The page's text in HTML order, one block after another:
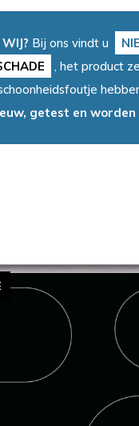
Bij ons vindt u
, het product
getest en